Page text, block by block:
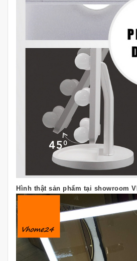
Hình thật sản phẩm tại showroom